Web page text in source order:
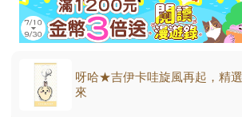
呀哈★吉伊卡哇旋風再起，精
來